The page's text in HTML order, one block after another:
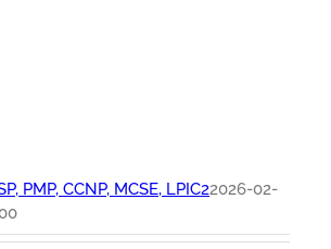
PMP, CCNP, MCSE, LPIC22026-02-